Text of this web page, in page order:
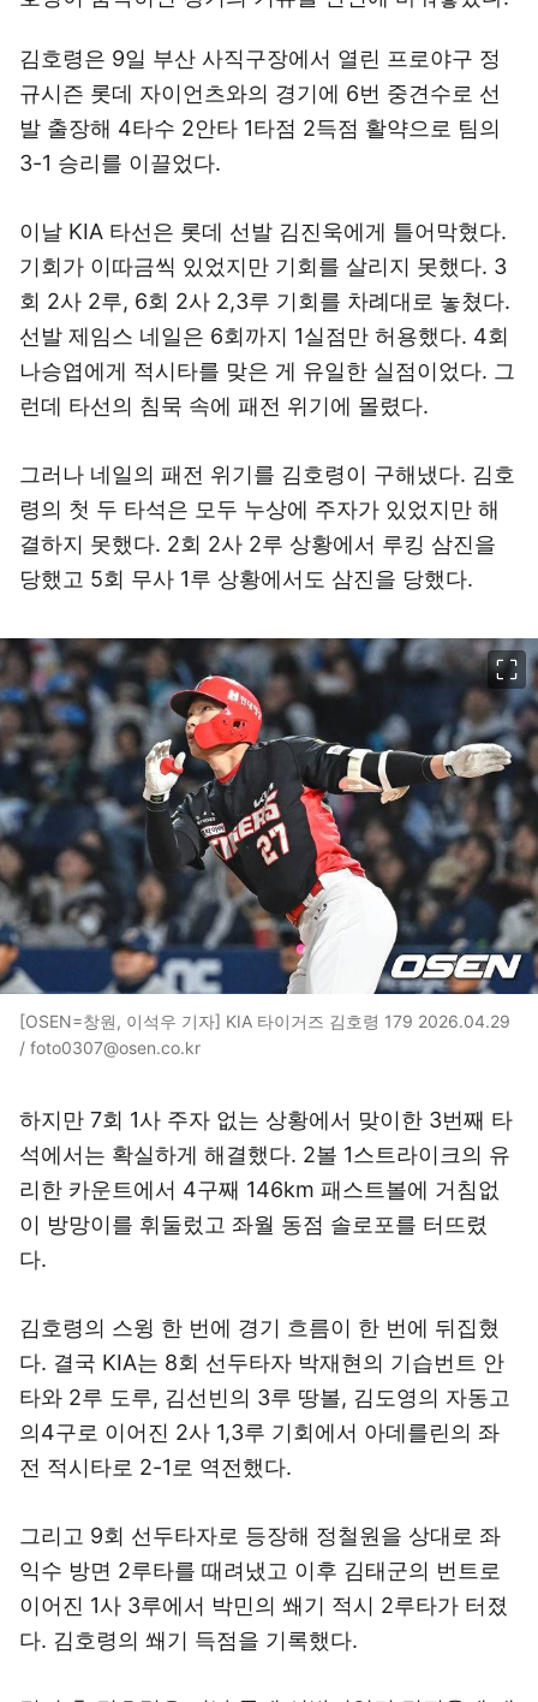
김호령은 9일 부산 사직구장에서 열린 프로야구 정
규시즌 롯데 자이언츠와의 경기에 6번 중견수로 선
발 출장해 4타수 2안타 1타점 2득점 활약으로 팀의
3-1 승리를 이끌었다.
이날 KIA 타선은 롯데 선발 김진욱에게 틀어막혔다.
기회가 이따금씩 있었지만 기회를 살리지 못했다. 3
회 2사 2루, 6회 2사 2,3루 기회를 차례대로 놓쳤다.
선발 제임스 네일은 6회까지 1실점만 허용했다. 4회
나승엽에게 적시타를 맞은 게 유일한 실점이었다. 그
런데 타선의 침묵 속에 패전 위기에 몰렸다.
그러나 네일의 패전 위기를 김호령이 구해냈다. 김호
령의 첫 두 타석은 모두 누상에 주자가 있었지만 해
결하지 못했다. 2회 2사 2루 상황에서 루킹 삼진을
당했고 5회 무사 1루 상황에서도 삼진을 당했다.
[OSEN=창원, 이석우 기자] KIA 타이거즈 김호령 179 2026.04.29
/ foto0307@osen.co.kr
하지만 7회 1사 주자 없는 상황에서 맞이한 3번째 타
석에서는 확실하게 해결했다. 2볼 1스트라이크의 유
리한 카운트에서 4구째 146km 패스트볼에 거침없
이 방망이를 휘둘렀고 좌월 동점 솔로포를 터뜨렸
다.
김호령의 스윙 한 번에 경기 흐름이 한 번에 뒤집혔
다. 결국 KIA는 8회 선두타자 박재현의 기습번트 안
타와 2루 도루, 김선빈의 3루 땅볼, 김도영의 자동고
의4구로 이어진 2사 1,3루 기회에서 아데를린의 좌
전 적시타로 2-1로 역전했다.
그리고 9회 선두타자로 등장해 정철원을 상대로 좌
익수 방면 2루타를 때려냈고 이후 김태군의 번트로
이어진 1사 3루에서 박민의 쐐기 적시 2루타가 터졌
다. 김호령의 쐐기 득점을 기록했다.